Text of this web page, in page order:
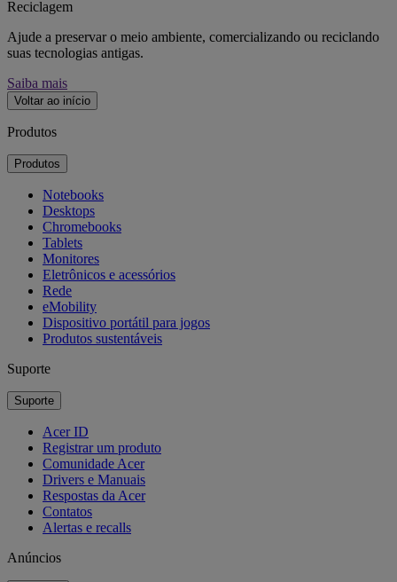
Reciclagem
Ajude a preservar o meio ambiente, comercializando ou reciclando
suas tecnologias antigas.
Saiba mais
Voltar ao início
Produtos
Produtos
Notebooks
Desktops
Chromebooks
Tablets
Monitores
Eletrônicos e acessórios
Rede
eMobility
Dispositivo portátil para jogos
Produtos sustentáveis
Suporte
Suporte
Acer ID
Registrar um produto
Comunidade Acer
Drivers e Manuais
Respostas da Acer
Contatos
Alertas e recalls
Anúncios